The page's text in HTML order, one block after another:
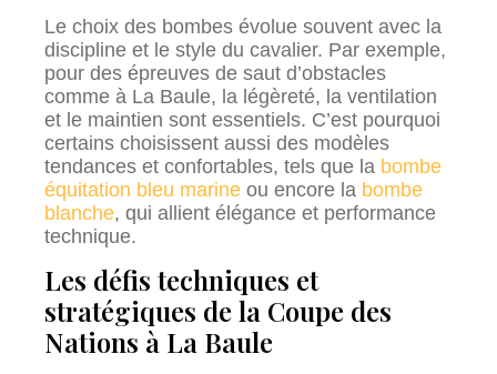
Le choix des bombes évolue souvent avec la
discipline et le style du cavalier. Par exemple,
pour des épreuves de saut d’obstacles
comme à La Baule, la légèreté, la ventilation
et le maintien sont essentiels. C’est pourquoi
certains choisissent aussi des modèles
tendances et confortables, tels que la bombe
équitation bleu marine ou encore la bombe
blanche, qui allient élégance et performance
technique.
Les défis techniques et
stratégiques de la Coupe des
Nations à La Baule